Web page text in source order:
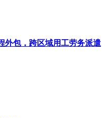
外包，跨区域用工劳务派遣